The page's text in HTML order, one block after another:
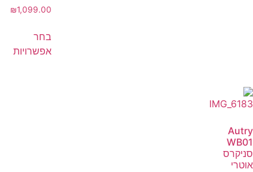
₪1,099.00
בחר
אפשרויות
Autry
WB01
סניקרס
אוטרי